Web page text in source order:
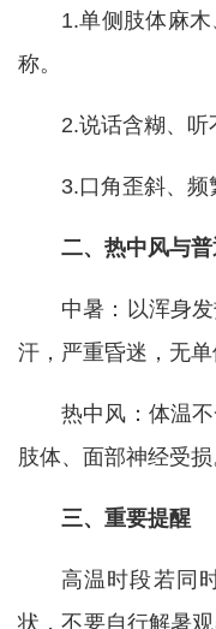
1.单侧肢体麻
称。
2.说话含糊、听
3.口角歪斜、频
二、热中风与
中暑：以浑身
汗，严重昏迷，无单
热中风：体温
肢体、面部神经受损
三、重要提醒
高温时段若同
状，不要自行解暑